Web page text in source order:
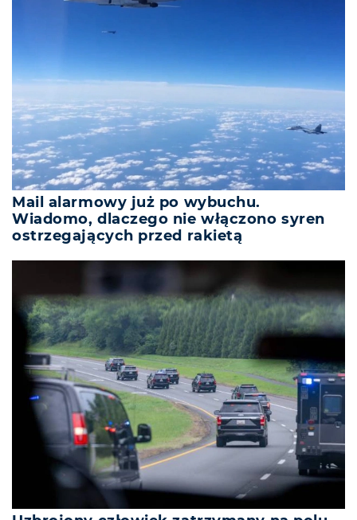
Mail alarmowy już po wybuchu.
Wiadomo, dlaczego nie włączono syren
ostrzegających przed rakietą